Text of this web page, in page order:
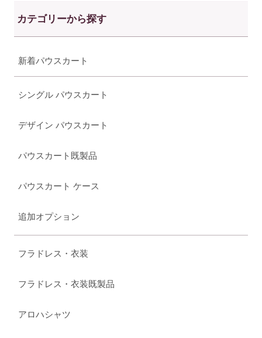
カテゴリーから探す
新着パウスカート
シングル パウスカート
デザイン パウスカート
パウスカート既製品
パウスカート ケース
追加オプション
フラドレス・衣装
フラドレス・衣装既製品
アロハシャツ